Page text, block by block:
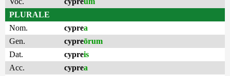
PLURALE
Nom.
cyprea
Gen.
cypreōrum
Dat.
cypreis
Acc.
cyprea